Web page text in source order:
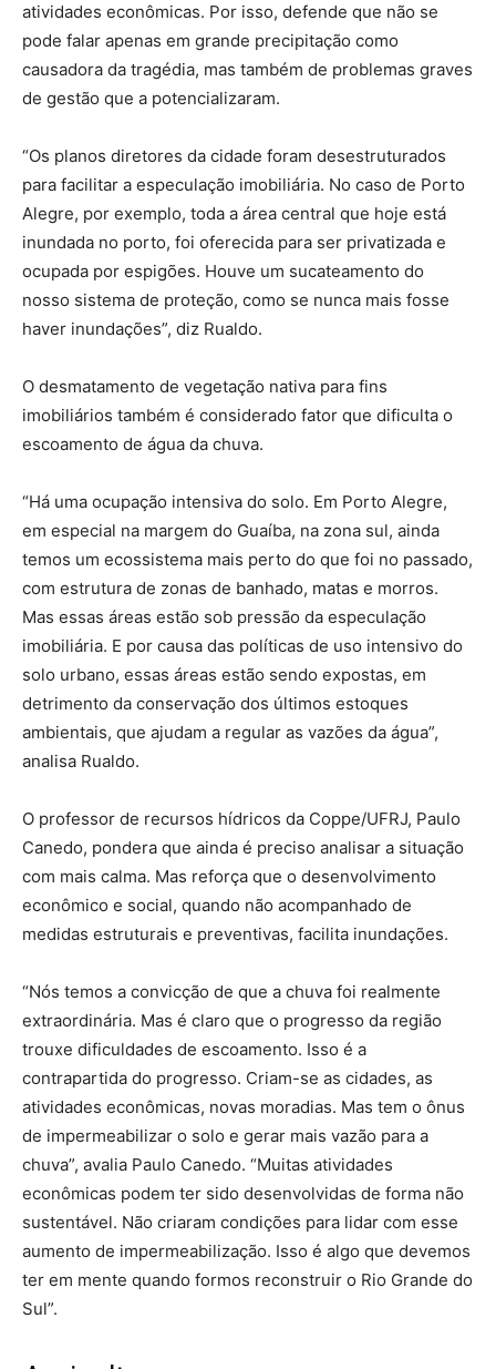
atividades econômicas. Por isso, defende que não se
pode falar apenas em grande precipitação como
causadora da tragédia, mas também de problemas graves
de gestão que a potencializaram.
“Os planos diretores da cidade foram desestruturados
para facilitar a especulação imobiliária. No caso de Porto
Alegre, por exemplo, toda a área central que hoje está
inundada no porto, foi oferecida para ser privatizada e
ocupada por espigões. Houve um sucateamento do
nosso sistema de proteção, como se nunca mais fosse
haver inundações”, diz Rualdo.
O desmatamento de vegetação nativa para fins
imobiliários também é considerado fator que dificulta o
escoamento de água da chuva.
“Há uma ocupação intensiva do solo. Em Porto Alegre,
em especial na margem do Guaíba, na zona sul, ainda
temos um ecossistema mais perto do que foi no passado,
com estrutura de zonas de banhado, matas e morros.
Mas essas áreas estão sob pressão da especulação
imobiliária. E por causa das políticas de uso intensivo do
solo urbano, essas áreas estão sendo expostas, em
detrimento da conservação dos últimos estoques
ambientais, que ajudam a regular as vazões da água”,
analisa Rualdo.
O professor de recursos hídricos da Coppe/UFRJ, Paulo
Canedo, pondera que ainda é preciso analisar a situação
com mais calma. Mas reforça que o desenvolvimento
econômico e social, quando não acompanhado de
medidas estruturais e preventivas, facilita inundações.
“Nós temos a convicção de que a chuva foi realmente
extraordinária. Mas é claro que o progresso da região
trouxe dificuldades de escoamento. Isso é a
contrapartida do progresso. Criam-se as cidades, as
atividades econômicas, novas moradias. Mas tem o ônus
de impermeabilizar o solo e gerar mais vazão para a
chuva”, avalia Paulo Canedo. “Muitas atividades
econômicas podem ter sido desenvolvidas de forma não
sustentável. Não criaram condições para lidar com esse
aumento de impermeabilização. Isso é algo que devemos
ter em mente quando formos reconstruir o Rio Grande do
Sul”.